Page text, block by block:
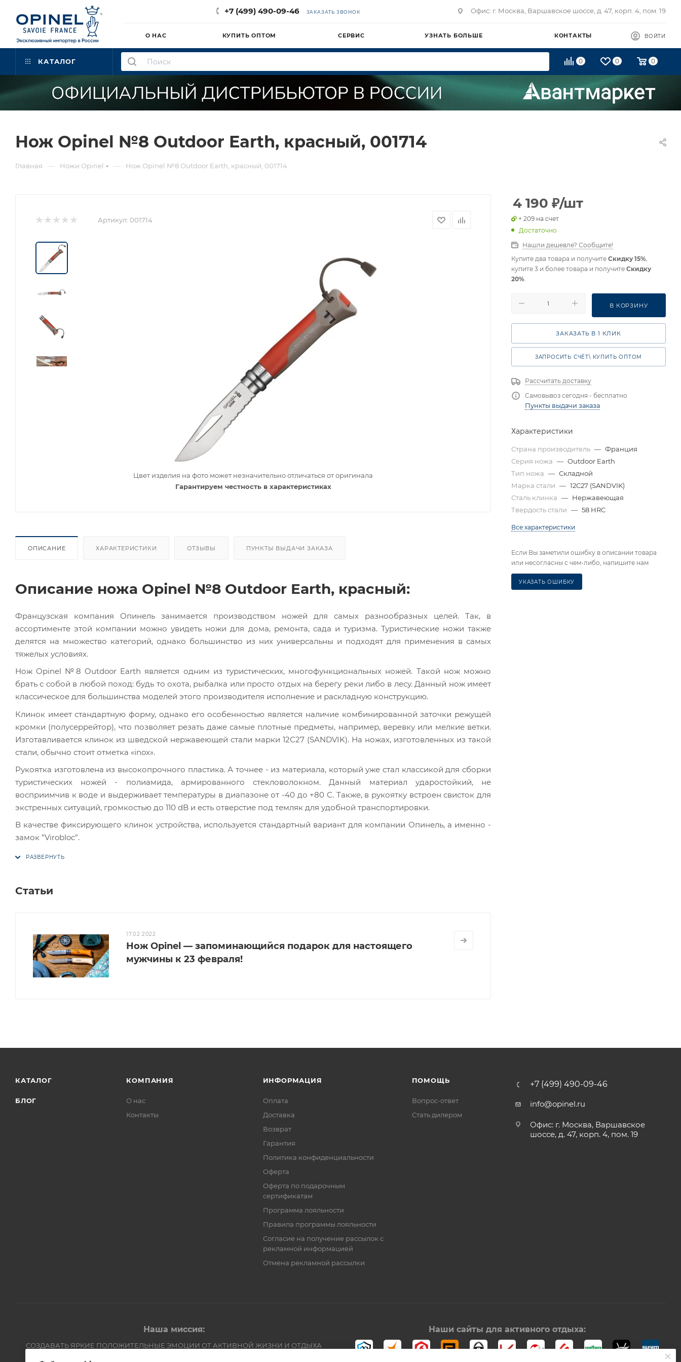
+7 (499) 490-09-46 ЗАКАЗАТЬ ЗВОНОК Офис: г. Москва, Варшавское шоссе, д. 47, корп. 4, пом. 19
О НАС КУПИТЬ ОПТОМ СЕРВИС УЗНАТЬ БОЛЬШЕ КОНТАКТЫ ВОЙТИ
КАТАЛОГ 0 0 0
Нож Opinel №8 Outdoor Earth, красный, 001714
Главная — Ножи Opinel — Нож Opinel №8 Outdoor Earth, красный, 001714
Артикул: 001714
Цвет изделия на фото может незначительно отличаться от оригинала
Гарантируем честность в характеристиках
ОПИСАНИЕ ХАРАКТЕРИСТИКИ ОТЗЫВЫ ПУНКТЫ ВЫДАЧИ ЗАКАЗА
Описание ножа Opinel №8 Outdoor Earth, красный:
Французская компания Опинель занимается производством ножей для самых разнообразных целей. Так, в
ассортименте этой компании можно увидеть ножи для дома, ремонта, сада и туризма. Туристические ножи также
делятся на множество категорий, однако большинство из них универсальны и подходят для применения в самых
тяжелых условиях.
Нож Opinel №8 Outdoor Earth является одним из туристических, многофункциональных ножей. Такой нож можно
брать с собой в любой поход: будь то охота, рыбалка или просто отдых на берегу реки либо в лесу. Данный нож имеет
классическое для большинства моделей этого производителя исполнение и раскладную конструкцию.
Клинок имеет стандартную форму, однако его особенностью является наличие комбинированной заточки режущей
кромки (полусеррейтор), что позволяет резать даже самые плотные предметы, например, веревку или мелкие ветки.
Изготавливается клинок из шведской нержавеющей стали марки 12С27 (SANDVIK). На ножах, изготовленных из такой
стали, обычно стоит отметка «inox».
Рукоятка изготовлена из высокопрочного пластика. А точнее - из материала, который уже стал классикой для сборки
туристических ножей - полиамида, армированного стекловолокном. Данный материал ударостойкий, не
восприимчив к воде и выдерживает температуры в диапазоне от -40 до +80 С. Также, в рукоятку встроен свисток для
экстренных ситуаций, громкостью до 110 dB и есть отверстие под темляк для удобной транспортировки.
В качестве фиксирующего клинок устройства, используется стандартный вариант для компании Опинель, а именно -
замок ”Virobloc”.
Статьи
17.02.2022
Нож Opinel — запоминающийся подарок для настоящего
мужчины к 23 февраля!
4 190 ₽/шт
+ 209 на счет
Достаточно
Нашли дешевле? Сообщите!
Купите два товара и получите Скидку 15%
купите 3 и более товара и получите Скидку
20%
В КОРЗИНУ
ЗАКАЗАТЬ В 1 КЛИК
ЗАПРОСИТЬ СЧЁТ\ КУПИТЬ ОПТОМ
Рассчитать доставку
Самовывоз сегодня - бесплатно
Пункты выдачи заказа
Характеристики
Страна производитель — Франция
Серия ножа — Outdoor Earth
Тип ножа — Складной
Марка стали — 12C27 (SANDVIK)
Сталь клинка — Нержавеющая
Твердость стали — 58 HRC
Все характеристики
Если Вы заметили ошибку в описании товара
или несогласны с чем-либо, напишите нам
УКАЗАТЬ ОШИБКУ
КАТАЛОГ
БЛОГ
КОМПАНИЯ
О нас
Контакты
ИНФОРМАЦИЯ
Оплата
Доставка
Возврат
Гарантия
Политика конфиденциальности
Оферта
Оферта по подарочным
сертификатам
Программа лояльности
Правила программы лояльности
Согласие на получение рассылок с
рекламной информацией
Отмена рекламной рассылки
ПОМОЩЬ
Вопрос-ответ
Стать дилером
+7 (499) 490-09-46
info@opinel.ru
Офис: г. Москва, Варшавское
шоссе, д. 47, корп. 4, пом. 19
Наша миссия:
СОЗДАВАТЬ ЯРКИЕ ПОЛОЖИТЕЛЬНЫЕ ЭМОЦИИ ОТ АКТИВНОЙ ЖИЗНИ И ОТДЫХА
Наши сайты для активного отдыха: